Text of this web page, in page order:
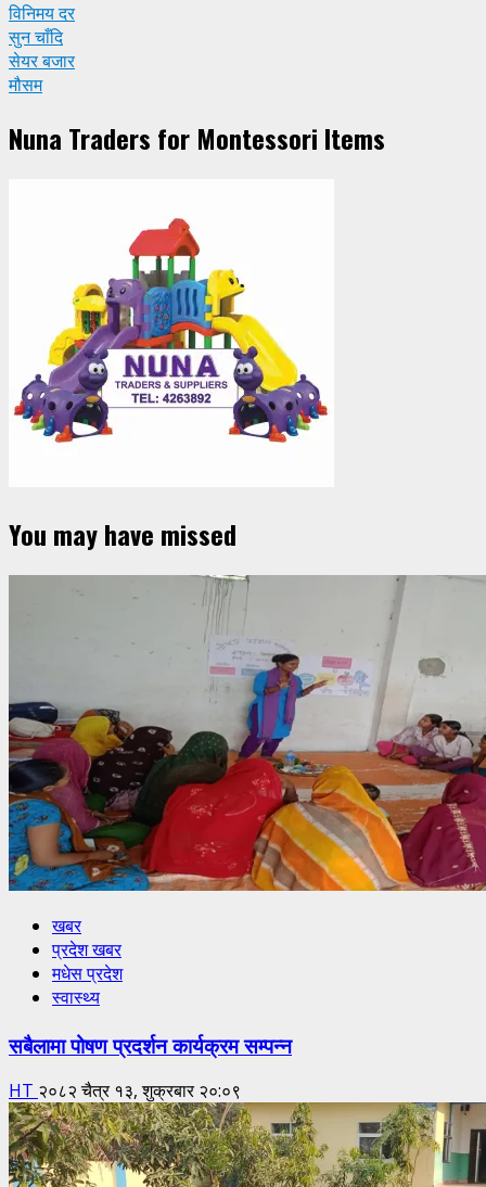
विनिमय दर
सुन चाँदि
सेयर बजार
मौसम
Nuna Traders for Montessori Items
You may have missed
खबर
प्रदेश खबर
मधेस प्रदेश
स्वास्थ्य
सबैलामा पोषण प्रदर्शन कार्यक्रम सम्पन्न
HT २०८२ चैत्र १३, शुक्रबार २०:०९